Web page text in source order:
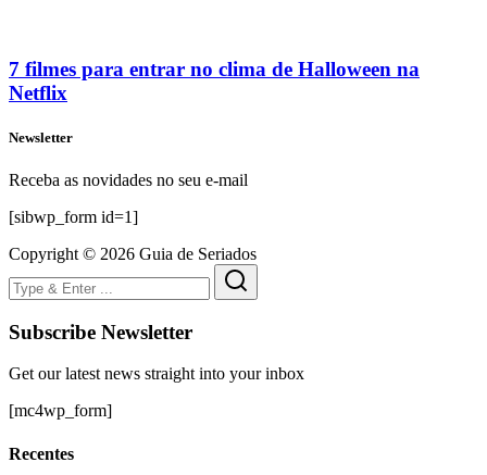
7 filmes para entrar no clima de Halloween na
Netflix
Newsletter
Receba as novidades no seu e-mail
[sibwp_form id=1]
Copyright © 2026 Guia de Seriados
Subscribe Newsletter
Get our latest news straight into your inbox
[mc4wp_form]
Recentes